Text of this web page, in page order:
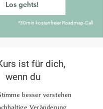
Los gehts!
*30min kostenfreier Roadmap-Call
ist für dich,
wenn du
besser verstehen
Veränderung